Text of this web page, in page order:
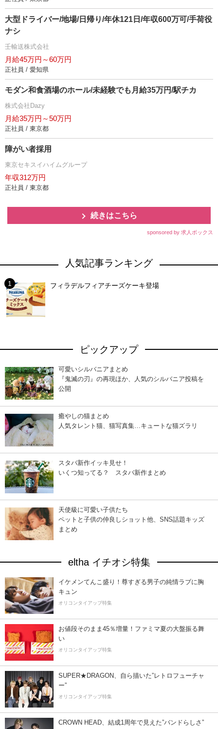
大型ドライバー/地場/日帰り/年休121日/年収600万可/手荷役
ナシ
壬輸送株式会社
月給45万円～60万円
正社員 / 愛知県
モダン和食酒場のホール/未経験でも月給35万円/駅チカ
株式会社Dazy
月給35万円～50万円
正社員 / 東京都
障がい者採用
東京セキスイハイムグループ
年収312万円
正社員 / 東京都
続きはこちら
sponsored by 求人ボックス
人気記事ランキング
フィラデルフィアチーズケーキ登場
ピックアップ
可愛いシルバニアまとめ
『鬼滅の刃』の再現ほか、人気のシルバニア投稿を
公開
癒やしの猫まとめ
人気タレント猫、猫写真集…キュートな猫ズラリ
スタバ新作イッキ見せ！
いくつ知ってる？ スタバ新作まとめ
天使級に可愛い子供たち
ペットと子供の仲良しショット他、SNS話題キッズ
まとめ
eltha イチオシ特集
イケメンてんこ盛り！尊すぎる男子の純情ラブに胸
キュン
オリコンタイアップ特集
お値段そのまま45％増量！ファミマ夏の大盤振る舞
い
オリコンタイアップ特集
SUPER★DRAGON、自ら描いた”レトロフューチャ
ー”
オリコンタイアップ特集
CROWN HEAD、結成1周年で見えた”バンドらしさ”